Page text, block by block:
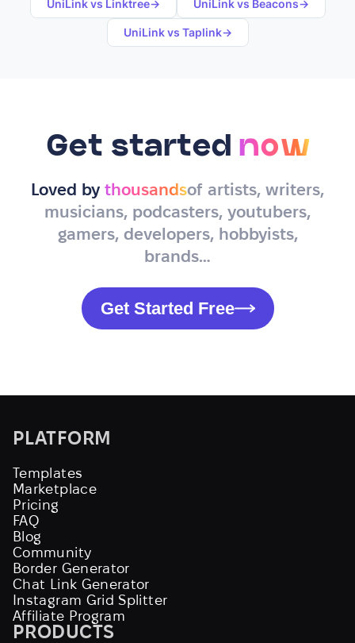
UniLink vs Linktree→ UniLink vs Beacons→
UniLink vs Taplink→
Get started now
Loved by thousandsof artists, writers,
musicians, podcasters, youtubers,
gamers, developers, hobbyists,
brands…
Get Started Free
PLATFORM
Templates
Marketplace
Pricing
FAQ
Blog
Community
Border Generator
Chat Link Generator
Instagram Grid Splitter
Affiliate Program
PRODUCTS